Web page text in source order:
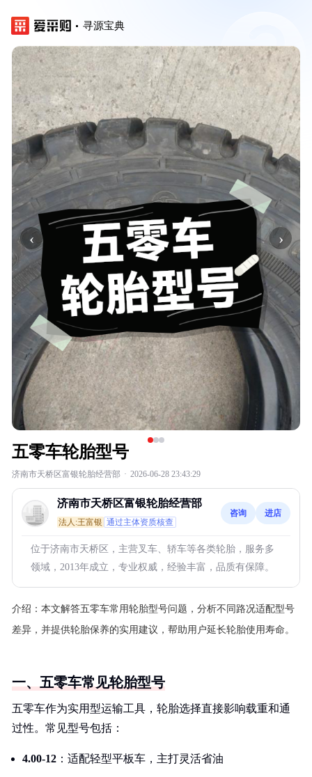
寻源宝典
‹ ›
五零车轮胎型号
济南市天桥区富银轮胎经营部 · 2026-06-28 23:43:29
济南市天桥区富银轮胎经营部
法人:王富银 通过主体资质核查
咨询 进店
位于济南市天桥区，主营叉车、轿车等各类轮胎，服务多
领域，2013年成立，专业权威，经验丰富，品质有保障。
介绍： 本文解答五零车常用轮胎型号问题，分析不同路况适配型号
差异，并提供轮胎保养的实用建议，帮助用户延长轮胎使用寿命。
一、五零车常见轮胎型号
五零车作为实用型运输工具，轮胎选择直接影响载重和通
过性。常见型号包括：
4.00-12 ：适配轻型平板车，主打灵活省油